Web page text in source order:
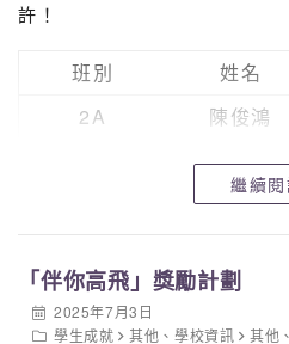
許！
班別 姓名
2A
陳俊鴻
鄭仲熙
林子洛
2A
鄧樂洋
2A
黃銘東
繼續
「伴你高飛」獎勵計劃
2025年7月3日
學生成就
其他 、學校資訊 其他